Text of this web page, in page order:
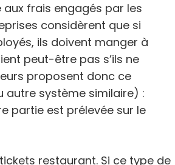
frais engagés par les
considèrent que si
ils doivent manger à
peut-être pas s’ils ne
proposent donc ce
système similaire) :
partie est prélevée sur le
restaurant. Si ce type de